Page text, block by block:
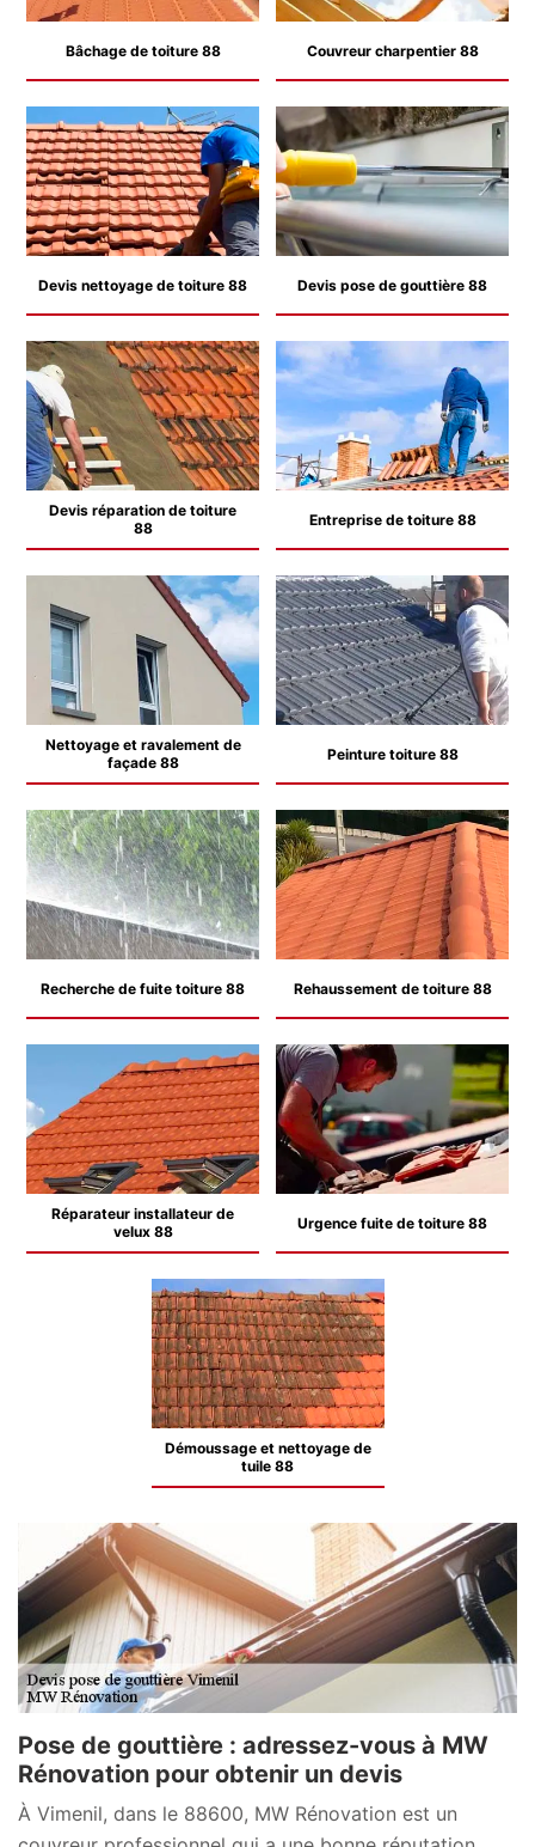
Bâchage de toiture 88 Couvreur charpentier 88
Devis nettoyage de toiture 88 Devis pose de gouttière 88
Devis réparation de toiture
88
Entreprise de toiture 88
Nettoyage et ravalement de
façade 88
Peinture toiture 88
Recherche de fuite toiture 88 Rehaussement de toiture 88
Réparateur installateur de
velux 88
Urgence fuite de toiture 88
Démoussage et nettoyage de
tuile 88
Pose de gouttière : adressez-vous à MW
Rénovation pour obtenir un devis
À Vimenil, dans le 88600, MW Rénovation est un